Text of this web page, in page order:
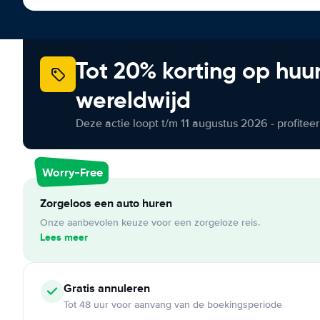
Tot 20% korting op
wereldwijd
Deze actie loopt t/m 11 augustus 2026 -
Worry-Free
Zorgeloos een auto huren
Onze aanbevolen keuze voor een zorgeloze reis.
Lees meer
Gratis annuleren
Tot 48 uur voor aanvang van de boekingsperiode